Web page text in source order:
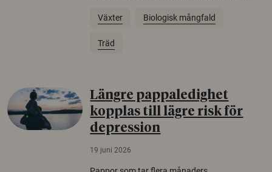
Växter Biologisk mångfald
Träd
Längre pappaledighet
kopplas till lägre risk för
depression
19 juni 2026